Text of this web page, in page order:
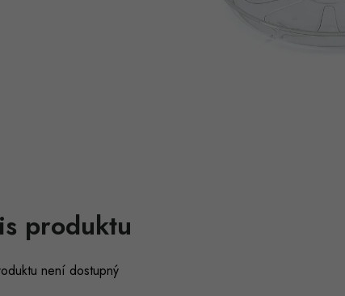
produktu
není dostupný